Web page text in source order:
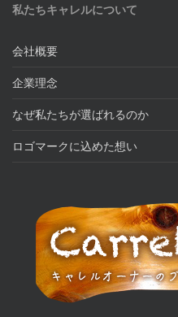
私たちキャレルについて
会社概要
企業理念
なぜ私たちが選ばれるのか
ロゴマークに込めた想い